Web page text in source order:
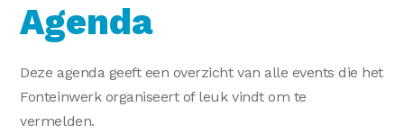
Agenda
Deze agenda geeft een overzicht van alle events die het
Fonteinwerk organiseert of leuk vindt om te
vermelden.